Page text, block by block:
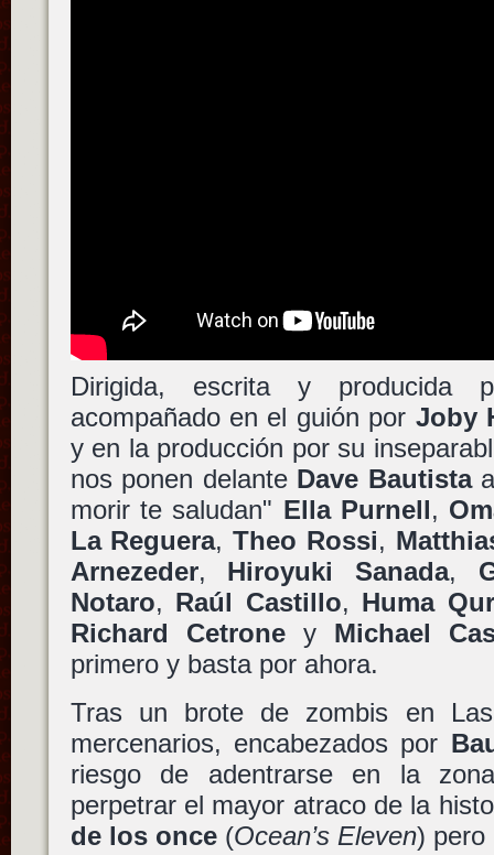
Dirigida, escrita y producida
acompañado en el guión por Joby
y en la producción por su
nos ponen delante Dave Bautista
morir te saludan" Ella Purnell,
La Reguera,Theo Rossi,
Arnezeder, Hiroyuki Sanada,
Notaro, Raúl Castillo, Huma
Richard Cetroney Michael
primero y basta por ahora.
Tras un brote de zombis en
mercenarios, encabezados por
riesgo de adentrarse en la
perpetrar el mayor atraco de la
de los once(Ocean’s Eleven) pero